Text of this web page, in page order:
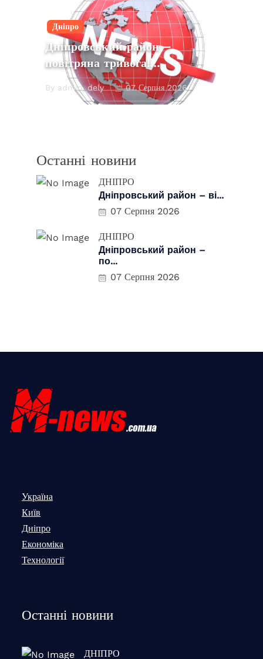
Дніпро
Дніпровський район –
повітряна тривога!…
By admin_dely 07 Серпня 2026
Останні новини
ДНІПРО
Дніпровський район – ві...
07 Серпня 2026
ДНІПРО
Дніпровський район –
по...
07 Серпня 2026
Україна
Київ
Дніпро
Економіка
Технології
Останні новини
ДНІПРО